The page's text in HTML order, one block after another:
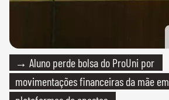
→ Aluno perde bolsa do ProUni por
movimentações financeiras da mãe em